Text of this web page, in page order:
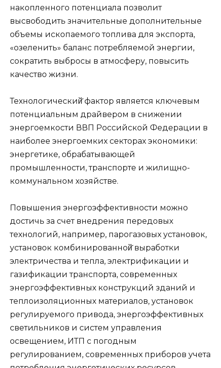
накопленного потенциала позволит
высвободить значительные дополнительные
объемы ископаемого топлива для экспорта,
«озеленить» баланс потребляемой энергии,
сократить выбросы в атмосферу, повысить
качество жизни.
Технологический̆ фактор является ключевым
потенциальным драйвером в снижении
энергоемкости ВВП Российской Федерации в
наиболее энергоемких секторах экономики:
энергетике, обрабатывающей
промышленности, транспорте и жилищно-
коммунальном хозяйстве.
Повышения энергоэффективности можно
достичь за счет внедрения передовых
технологий, например, парогазовых установок,
установок комбинированной̆ выработки
электричества и тепла, электрификации и
газификации транспорта, современных
энергоэффективных конструкций зданий и
теплоизоляционных материалов, установок
регулируемого привода, энергоэффективных
светильников и систем управления
освещением, ИТП с погодным
регулированием, современных приборов учета